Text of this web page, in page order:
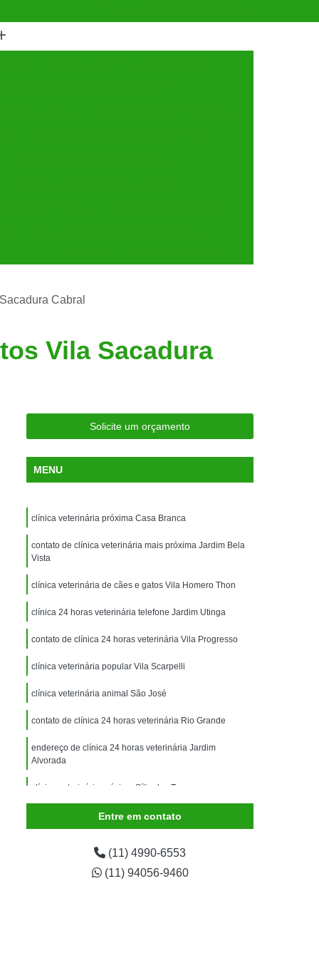
Gatos
Clínica Veterinária Mais Próxima
Clínica Veterinária São Caetano
para Animais Silvestres
Santo André
Veterinária para Animais Silvestres
Exame de Eletrocardiograma Veterinário
Exame de Imagem para Animais
Exame de Radiologia para Animais
Exame de Sangue para Animais
Exame para Animais
Exame para Animais São Caetano
Animal
Internação de Animais
para Cachorro
Internação para Cães
Internação para Gatos
Uti Veterinária
Internação Veterinária São Caetano
Canino
Limpeza de Tártaro de Cães
Dentária Canina
Limpeza Tártaro
em Cachorro
Cabral
Vila Sacadura
Solicite um orçamento
MENU
clínica veterinária próxima Casa Branca
contato de clínica veterinária mais próxima Jardim Bela
Vista
clínica veterinária de cães e gatos Vila Homero Thon
clínica 24 horas veterinária telefone Jardim Utinga
contato de clínica 24 horas veterinária Vila Progresso
clínica veterinária popular Vila Scarpelli
clínica veterinária animal São José
contato de clínica 24 horas veterinária Rio Grande
endereço de clínica 24 horas veterinária Jardim
Alvorada
clínica veterinária próxima Sítio dos Teco
Entre em contato
(11) 4990-6553
(11) 94056-9460